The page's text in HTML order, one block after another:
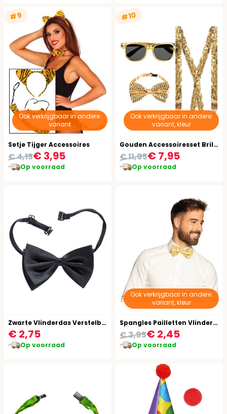
#9
Ook verkrijgbaar in andere:
variant
Setje Tijger Accessoires
€ 3,95
€ 4,15
Op voorraad
#10
Ook verkrijgbaar in andere:
variant, kleur
Gouden Accessoiresset Bril Strik Bretels
€ 7,95
€ 11,95
Op voorraad
Zwarte Vlinderdas Verstelbaar
€ 2,75
Op voorraad
Ook verkrijgbaar in andere:
variant, kleur
Spangles Pailletten Vlinderstrik Goud
€ 2,45
€ 3,95
Op voorraad